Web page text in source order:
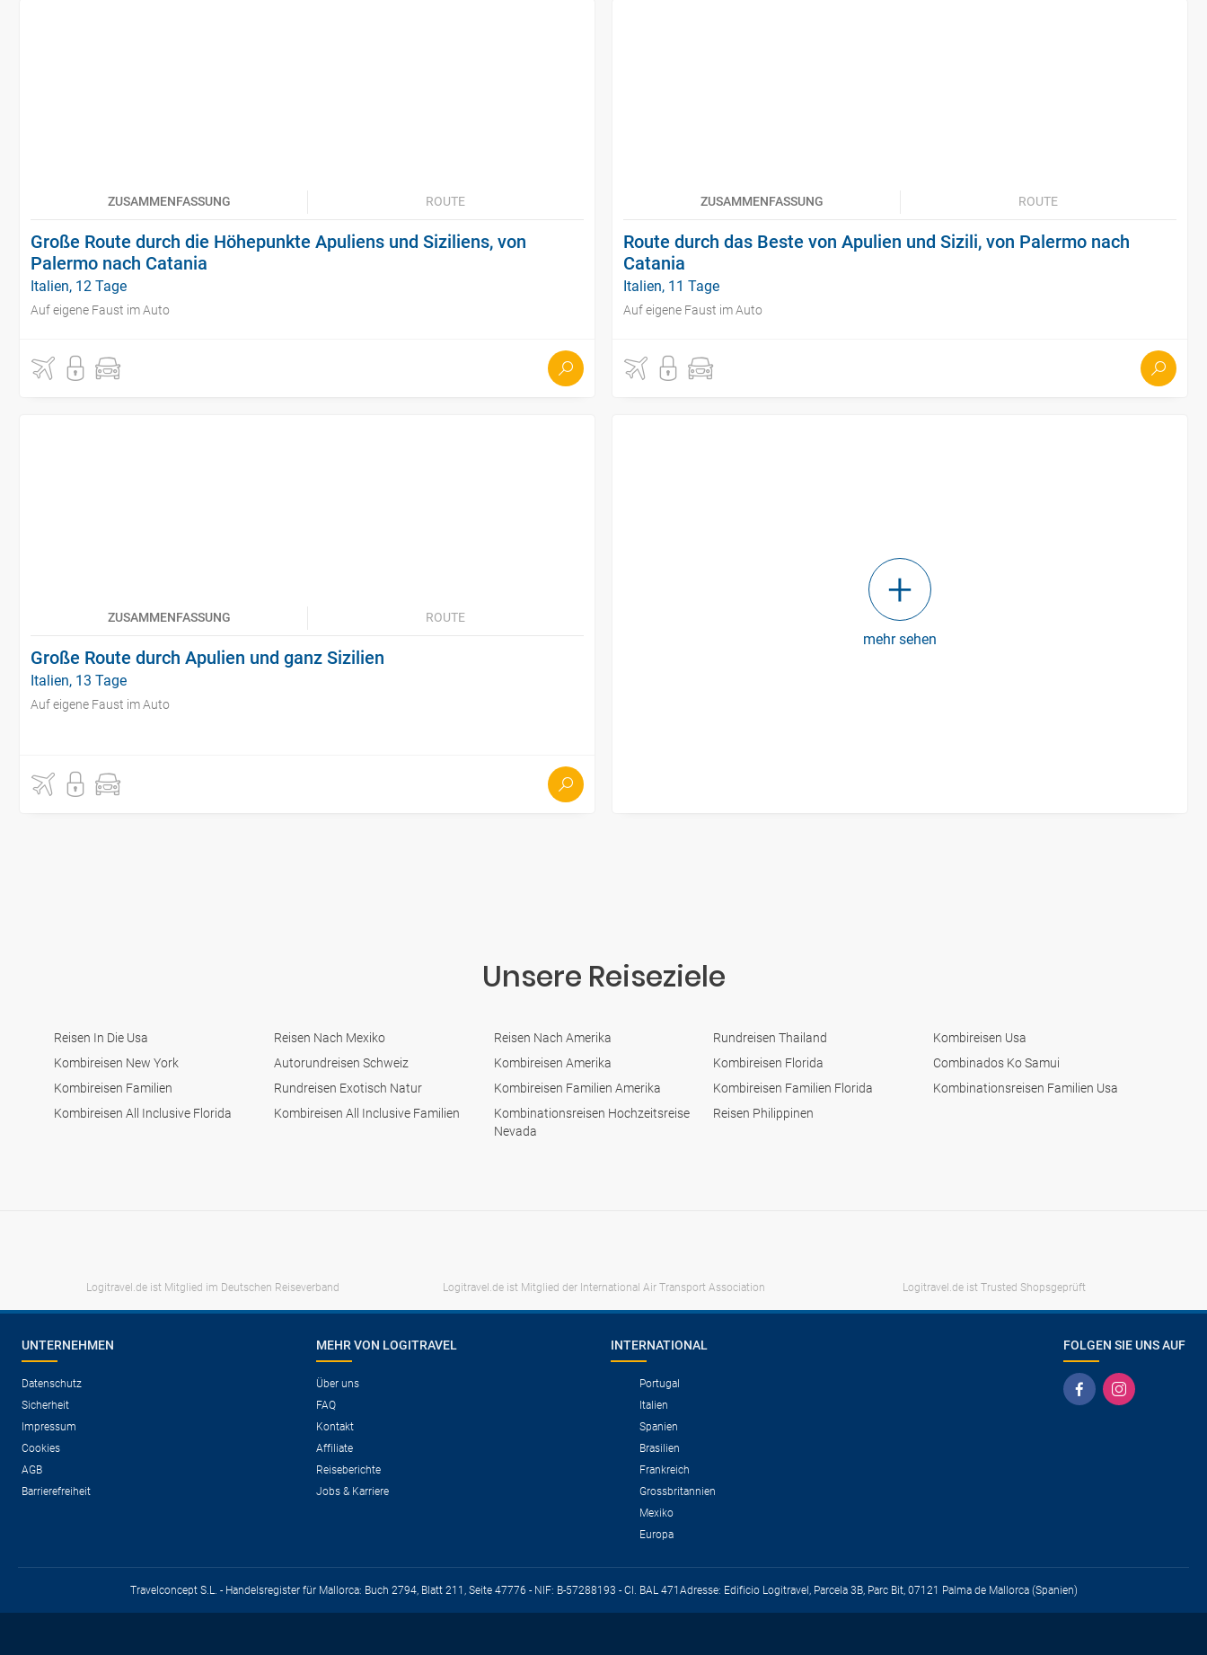
ZUSAMMENFASSUNG ROUTE
Große Route durch die Höhepunkte Apuliens und Siziliens, von
Palermo nach Catania
Italien, 12 Tage
Auf eigene Faust im Auto
ZUSAMMENFASSUNG ROUTE
Route durch das Beste von Apulien und Sizili, von Palermo nach
Catania
Italien, 11 Tage
Auf eigene Faust im Auto
ZUSAMMENFASSUNG ROUTE
Große Route durch Apulien und ganz Sizilien
Italien, 13 Tage
Auf eigene Faust im Auto
mehr sehen
Unsere Reiseziele
Reisen In Die Usa Reisen Nach Mexiko Reisen Nach Amerika Rundreisen Thailand
Kombireisen Usa
Kombireisen New York
Autorundreisen Schweiz Kombireisen Amerika Kombireisen Florida
Combinados Ko Samui
Kombireisen Familien
Rundreisen Exotisch Natur Kombireisen Familien Amerika Kombireisen Familien Florida
Kombinationsreisen Familien Usa
Kombireisen All Inclusive Florida
Kombireisen All Inclusive Familien
Kombinationsreisen Hochzeitsreise
Nevada
Reisen Philippinen
Logitravel.de ist Mitglied im Deutschen Reiseverband Logitravel.de ist Mitglied der International Air Transport Association Logitravel.de ist Trusted Shopsgeprüft
UNTERNEHMEN
Datenschutz
Sicherheit
Impressum
Cookies
AGB
Barrierefreiheit
MEHR VON LOGITRAVEL
Über uns
FAQ
Kontakt
Affiliate
Reiseberichte
Jobs & Karriere
INTERNATIONAL
Portugal
Italien
Spanien
Brasilien
Frankreich
Grossbritannien
Mexiko
Europa
FOLGEN SIE UNS AUF
Travelconcept S.L. - Handelsregister für Mallorca: Buch 2794, Blatt 211, Seite 47776 - NIF: B-57288193 - CI. BAL 471 Adresse: Edificio Logitravel, Parcela 3B, Parc Bit, 07121 Palma de Mallorca (Spanien)